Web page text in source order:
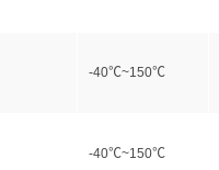
-40℃~150℃
-40℃~150℃